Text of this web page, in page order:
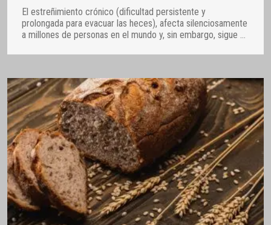
El estreñimiento crónico (dificultad persistente y
prolongada para evacuar las heces), afecta silenciosamente
a millones de personas en el mundo y, sin embargo, sigue